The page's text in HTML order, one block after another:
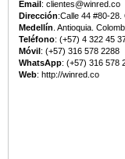
Email: clientes@winred.co
Dirección:Calle 44 #80-28.
Medellín . Antioquia.
Teléfono: (+57) 4 322 45
Móvil: (+57) 316 578 2288
WhatsApp: (+57) 316 578
Web: http://winred.co